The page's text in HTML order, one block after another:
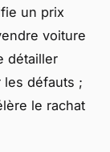
un prix
voiture
détailler
les défauts ;
le rachat